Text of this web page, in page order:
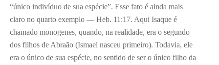
“único indivíduo de sua espécie”. Esse fato é ainda mais
claro no quarto exemplo — Heb. 11:17. Aqui Isaque é
chamado monogenes, quando, na realidade, era o segundo
dos filhos de Abraão (Ismael nasceu primeiro). Todavia, ele
era o único de sua espécie, no sentido de ser o único filho da